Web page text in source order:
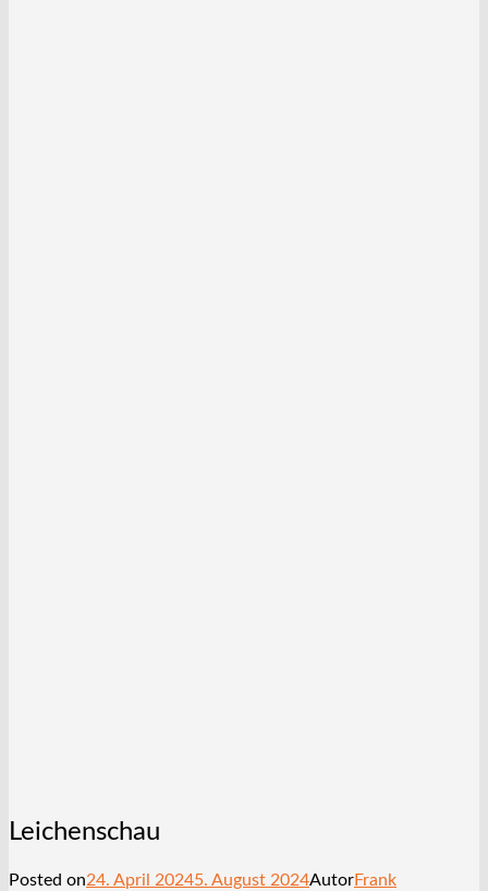
Leichenschau
Posted on24. April 20245. August 2024AutorFrank